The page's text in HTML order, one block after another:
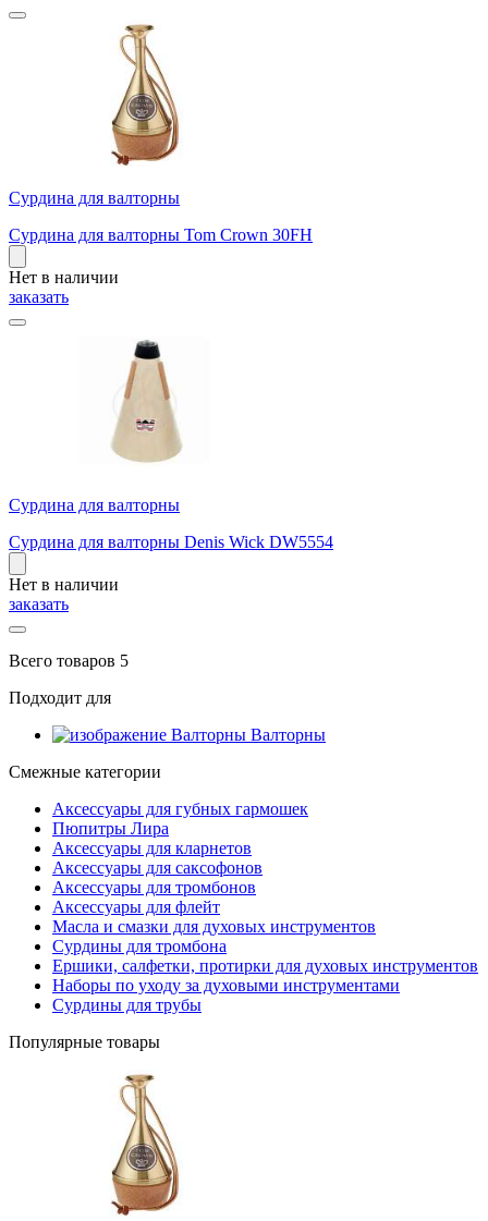
Сурдина для валторны
Сурдина для валторны Tom Crown 30FH
Нет в наличии
заказать
Сурдина для валторны
Сурдина для валторны Denis Wick DW5554
Нет в наличии
заказать
Всего товаров 5
Подходит для
Валторны
Смежные категории
Аксессуары для губных гармошек
Пюпитры Лира
Аксессуары для кларнетов
Аксессуары для саксофонов
Аксессуары для тромбонов
Аксессуары для флейт
Масла и смазки для духовых инструментов
Сурдины для тромбона
Ершики, салфетки, протирки для духовых инструментов
Наборы по уходу за духовыми инструментами
Сурдины для трубы
Популярные товары